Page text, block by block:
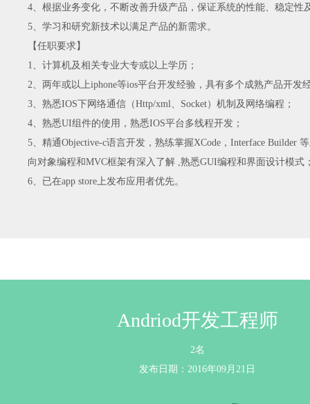
4、根据业务变化，不断改善升级产品，保证系统的性能、稳定性
5、学习和研究新技术以满足产品的新需求。
【任职要求】
1、计算机及相关专业大专或以上学历；
2、两年或以上iphone等ios平台开发经验，具有多个成熟产品开发
3、熟悉IOS下网络通信（Http/xml、Socket）机制及网络编程；
4、熟悉UI组件的使用，熟悉IOS平台多线程开发；
5、精通Objective-c语言开发，熟练掌握XCode，Interface Builder
向对象编程和MVC框架有深入了解 ,熟悉GUI编程和界面设计模式
6、已在app store上发布应用者优先。
Andriod开发工程师
2名
发布日期：2016年09月21日